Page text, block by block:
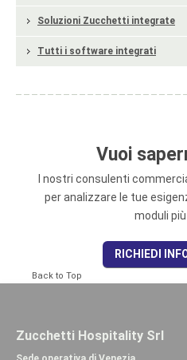
Soluzioni Zucchetti integrate
Tutti i software integrati
Vuoi
I nostri consulenti
per analizzare le tue
moduli
RICHIEDI
Back to Top
Zucchetti Hospitality Srl